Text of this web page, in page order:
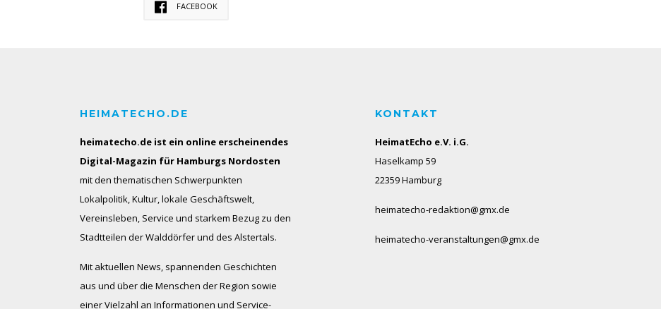
FACEBOOK
HEIMATECHO.DE
heimatecho.de ist ein online erscheinendes
Digital-Magazin für Hamburgs Nordosten
mit den thematischen Schwerpunkten
Lokalpolitik, Kultur, lokale Geschäftswelt,
Vereinsleben, Service und starkem Bezug zu den
Stadtteilen der Walddörfer und des Alstertals.
Mit aktuellen News, spannenden Geschichten
aus und über die Menschen der Region sowie
einer Vielzahl an Informationen und Service-
KONTAKT
HeimatEcho e.V. i.G.
Haselkamp 59
22359 Hamburg
heimatecho-redaktion@gmx.de
heimatecho-veranstaltungen@gmx.de